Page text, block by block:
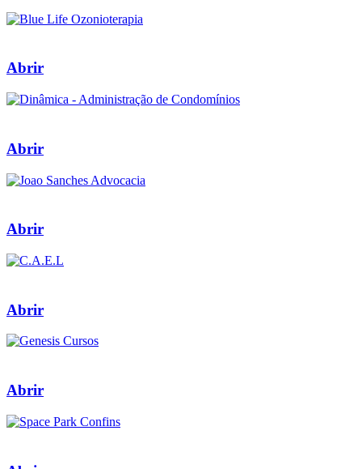
Abrir
Abrir
Abrir
Abrir
Abrir